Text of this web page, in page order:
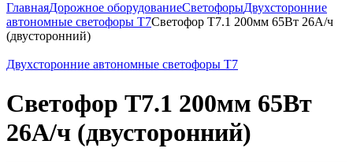
ГлавнаяДорожное оборудованиеСветофорыДвухсторонние
автономные светофоры Т7Светофор Т7.1 200мм 65Вт 26А/ч
(двусторонний)
Двухсторонние автономные светофоры Т7
Светофор Т7.1 200мм 65Вт
26А/ч (двусторонний)